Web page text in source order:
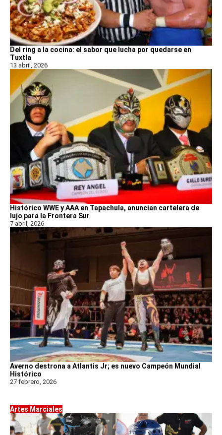
Del ring a la cocina: el sabor que lucha por quedarse en
Tuxtla
13 abril, 2026
Histórico WWE y AAA en Tapachula, anuncian cartelera de
lujo para la Frontera Sur
7 abril, 2026
Averno destrona a Atlantis Jr; es nuevo Campeón Mundial
Histórico
27 febrero, 2026
Artes Marciales